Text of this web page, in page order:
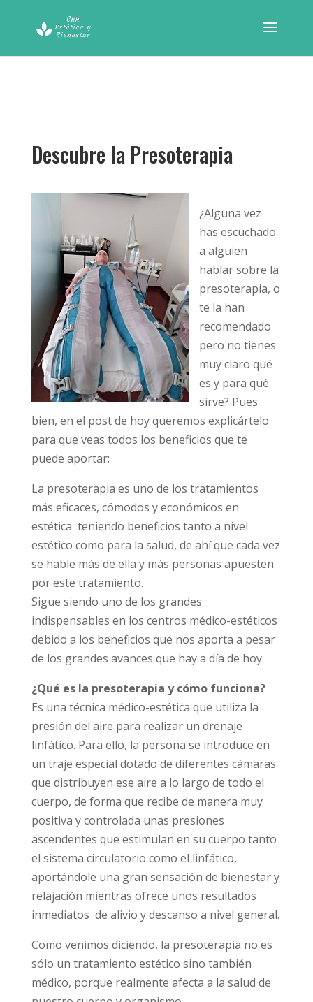
Descubre la Presoterapia
¿Alguna vez
has escuchado
a alguien
hablar sobre la
presoterapia, o
te la han
recomendado
pero no tienes
muy claro qué
es y para qué
sirve? Pues
bien, en el post de hoy queremos explicártelo
para que veas todos los beneficios que te
puede aportar:
La presoterapia es uno de los tratamientos
más eficaces, cómodos y económicos en
estética teniendo beneficios tanto a nivel
estético como para la salud, de ahí que cada vez
se hable más de ella y más personas apuesten
por este tratamiento.
Sigue siendo uno de los grandes
indispensables en los centros médico-estéticos
debido a los beneficios que nos aporta a pesar
de los grandes avances que hay a día de hoy.
¿Qué es la presoterapia y cómo funciona?
Es una técnica médico-estética que utiliza la
presión del aire para realizar un drenaje
linfático. Para ello, la persona se introduce en
un traje especial dotado de diferentes cámaras
que distribuyen ese aire a lo largo de todo el
cuerpo, de forma que recibe de manera muy
positiva y controlada unas presiones
ascendentes que estimulan en su cuerpo tanto
el sistema circulatorio como el linfático,
aportándole una gran sensación de bienestar y
relajación mientras ofrece unos resultados
inmediatos de alivio y descanso a nivel general.
Como venimos diciendo, la presoterapia no es
sólo un tratamiento estético sino también
médico, porque realmente afecta a la salud de